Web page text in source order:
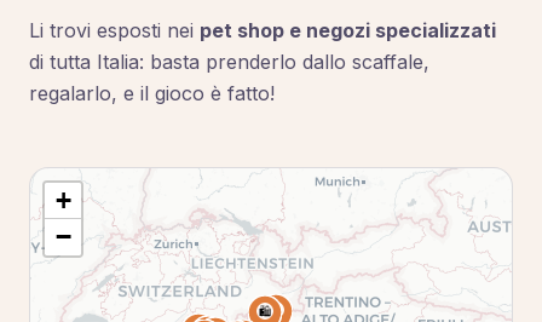
Li trovi esposti nei pet shop e negozi specializzati
di tutta Italia: basta prenderlo dallo scaffale,
regalarlo, e il gioco è fatto!
🛍️🛍️
+
−